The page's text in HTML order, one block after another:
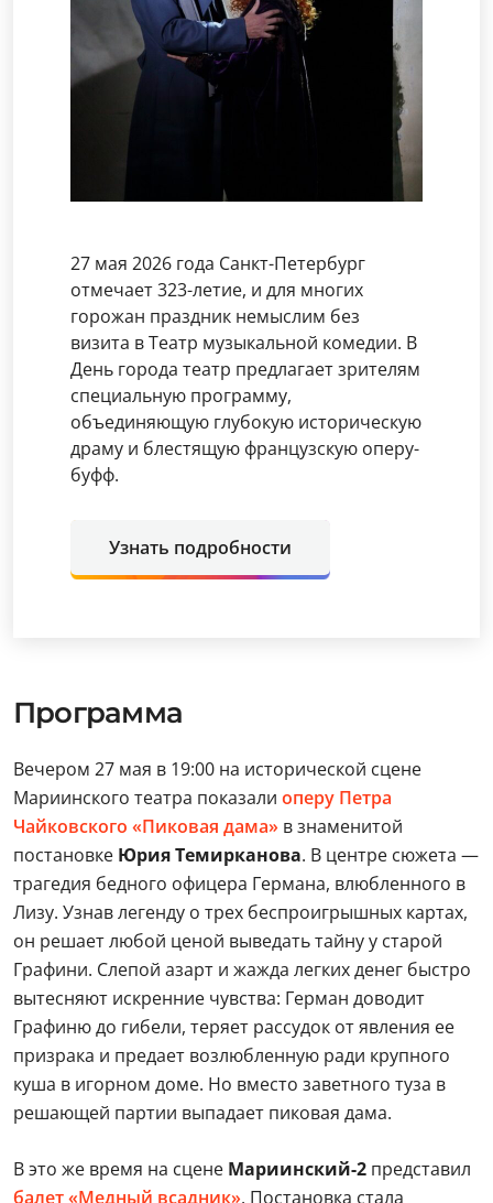
27 мая 2026 года Санкт-Петербург
отмечает 323-летие, и для многих
горожан праздник немыслим без
визита в Театр музыкальной комедии. В
День города театр предлагает зрителям
специальную программу,
объединяющую глубокую историческую
драму и блестящую французскую оперу-
буфф.
Узнать подробности
Программа
Вечером 27 мая в 19:00 на исторической сцене
Мариинского театра показали оперу Петра
Чайковского «Пиковая дама» в знаменитой
постановке Юрия Темирканова. В центре сюжета —
трагедия бедного офицера Германа, влюбленного в
Лизу. Узнав легенду о трех беспроигрышных картах,
он решает любой ценой выведать тайну у старой
Графини. Слепой азарт и жажда легких денег быстро
вытесняют искренние чувства: Герман доводит
Графиню до гибели, теряет рассудок от явления ее
призрака и предает возлюбленную ради крупного
куша в игорном доме. Но вместо заветного туза в
решающей партии выпадает пиковая дама.
В это же время на сцене Мариинский-2 представил
балет «Медный всадник». Постановка стала